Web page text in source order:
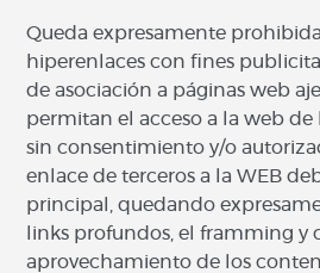
Queda expresamente
hiperenlaces con fines
de asociación a páginas web
permitan el acceso a la web de
sin consentimiento y/o
enlace de terceros a la WEB
principal, quedando
links profundos, el framming y
aprovechamiento de los